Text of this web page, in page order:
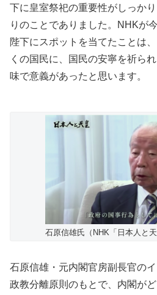
下に皇室祭祀の重要性がしっか
りのことでありました。NHKが
陛下にスポットを当てたことは
くの国民に、国民の安寧を祈ら
味で意義があったと思います。
石原信雄氏（NHK「日本人と
石原信雄・元内閣官房副長官の
政教分離原則のもとで、内閣が